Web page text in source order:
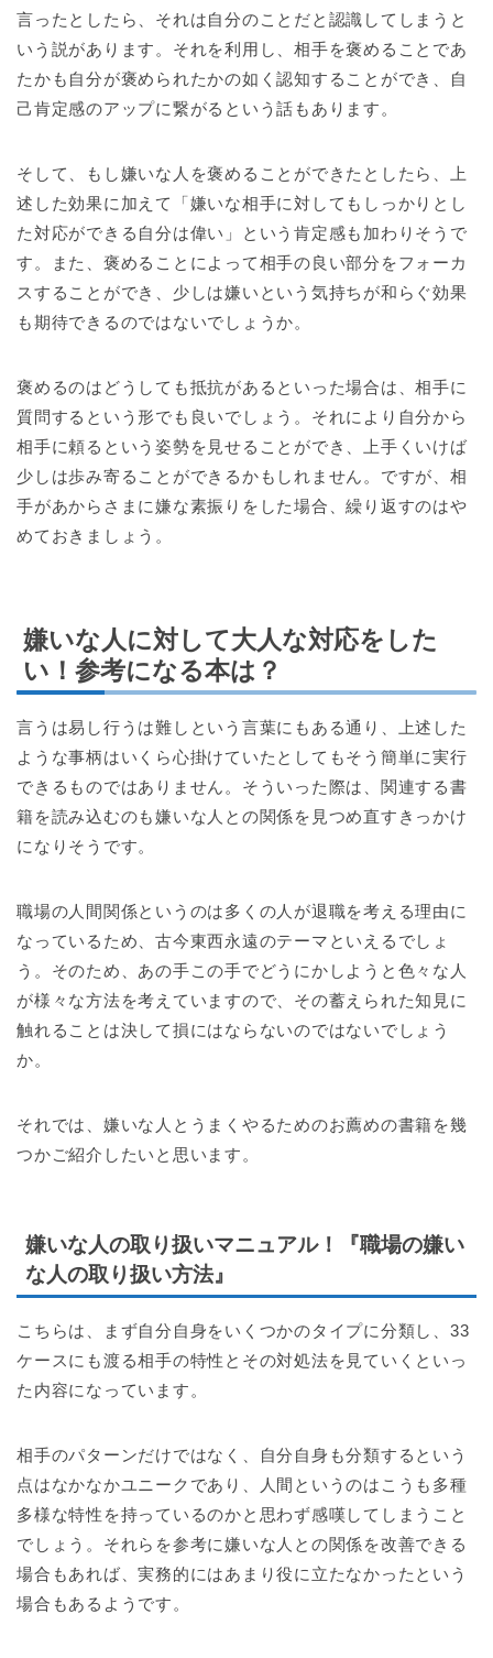
言ったとしたら、それは自分のことだと認識してしまうと
いう説があります。それを利用し、相手を褒めることであ
たかも自分が褒められたかの如く認知することができ、自
己肯定感のアップに繋がるという話もあります。
そして、もし嫌いな人を褒めることができたとしたら、上
述した効果に加えて「嫌いな相手に対してもしっかりとし
た対応ができる自分は偉い」という肯定感も加わりそうで
す。また、褒めることによって相手の良い部分をフォーカ
スすることができ、少しは嫌いという気持ちが和らぐ効果
も期待できるのではないでしょうか。
褒めるのはどうしても抵抗があるといった場合は、相手に
質問するという形でも良いでしょう。それにより自分から
相手に頼るという姿勢を見せることができ、上手くいけば
少しは歩み寄ることができるかもしれません。ですが、相
手があからさまに嫌な素振りをした場合、繰り返すのはや
めておきましょう。
嫌いな人に対して大人な対応をした
い！参考になる本は？
言うは易し行うは難しという言葉にもある通り、上述した
ような事柄はいくら心掛けていたとしてもそう簡単に実行
できるものではありません。そういった際は、関連する書
籍を読み込むのも嫌いな人との関係を見つめ直すきっかけ
になりそうです。
職場の人間関係というのは多くの人が退職を考える理由に
なっているため、古今東西永遠のテーマといえるでしょ
う。そのため、あの手この手でどうにかしようと色々な人
が様々な方法を考えていますので、その蓄えられた知見に
触れることは決して損にはならないのではないでしょう
か。
それでは、嫌いな人とうまくやるためのお薦めの書籍を幾
つかご紹介したいと思います。
嫌いな人の取り扱いマニュアル！『職場の嫌い
な人の取り扱い方法』
こちらは、まず自分自身をいくつかのタイプに分類し、33
ケースにも渡る相手の特性とその対処法を見ていくといっ
た内容になっています。
相手のパターンだけではなく、自分自身も分類するという
点はなかなかユニークであり、人間というのはこうも多種
多様な特性を持っているのかと思わず感嘆してしまうこと
でしょう。それらを参考に嫌いな人との関係を改善できる
場合もあれば、実務的にはあまり役に立たなかったという
場合もあるようです。